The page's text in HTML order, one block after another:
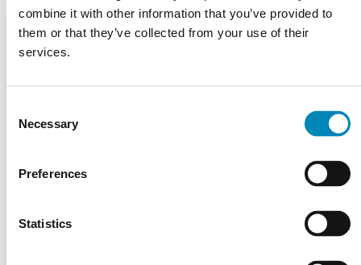
combine it with other information that you’ve provided to
them or that they’ve collected from your use of their
services.
Selection
Necessary
Preferences
Statistics